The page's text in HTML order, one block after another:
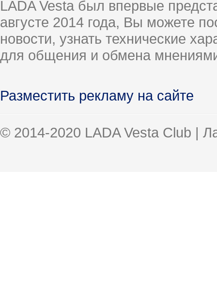
LADA Vesta был впервые
августе 2014 года, Вы можете
новости, узнать технические
для общения и обмена
Разместить рекламу на сайте
© 2014-2020 LADA Vesta Club |